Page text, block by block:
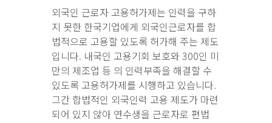
외국인 근로자 고용허가제는 인력을 구하
지 못한 한국기업에게 외국인근로자를 합
법적으로 고용할 있도록 허가해 주는 제도
입니다. 내국인 고용기회 보호와 300인 미
만의 제조업 등 의 인력부족을 해결할 수
있도록 고용허가제를 시행하고 있습니다.
그간 합법적인 외국인력 고용 제도가 마련
되어 있지 않아 연수생을 근로자로 편법